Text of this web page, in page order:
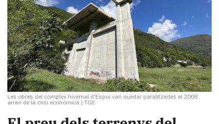
Les obres del complex hivernal d'Espui van quedar paralitzades el 2008
arran de la crisi econòmica | TGE